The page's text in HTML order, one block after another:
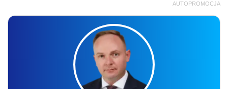
AUTOPROMOCJA